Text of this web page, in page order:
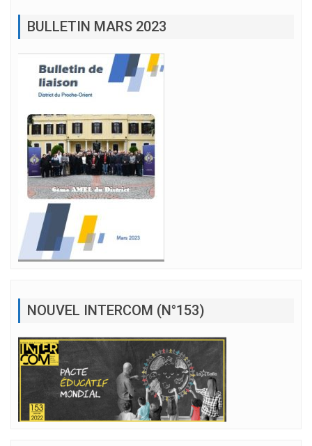
BULLETIN MARS 2023
NOUVEL INTERCOM (N°153)